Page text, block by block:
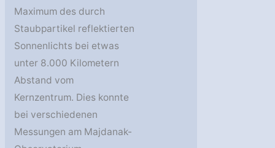
Maximum des durch
Staubpartikel reflektierten
Sonnenlichts bei etwas
unter 8.000 Kilometern
Abstand vom
Kernzentrum. Dies konnte
bei verschiedenen
Messungen am Majdanak-